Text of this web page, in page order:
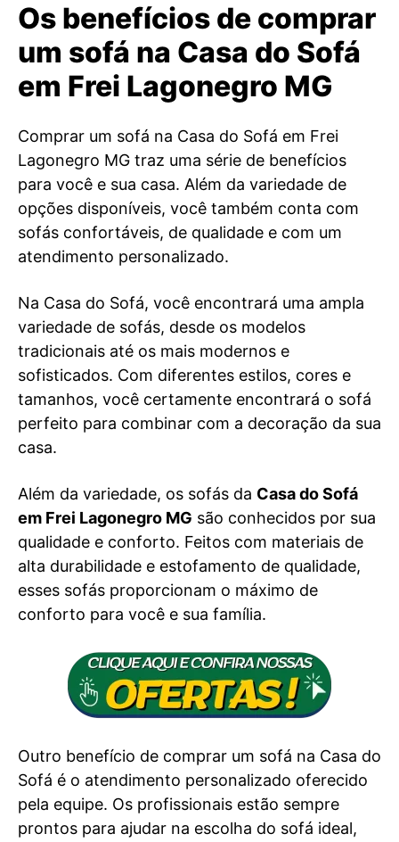
Os benefícios de comprar
um sofá na Casa do Sofá
em Frei Lagonegro MG
Comprar um sofá na Casa do Sofá em Frei
Lagonegro MG traz uma série de benefícios
para você e sua casa. Além da variedade de
opções disponíveis, você também conta com
sofás confortáveis, de qualidade e com um
atendimento personalizado.
Na Casa do Sofá, você encontrará uma ampla
variedade de sofás, desde os modelos
tradicionais até os mais modernos e
sofisticados. Com diferentes estilos, cores e
tamanhos, você certamente encontrará o sofá
perfeito para combinar com a decoração da sua
casa.
Além da variedade, os sofás da Casa do Sofá
em Frei Lagonegro MG são conhecidos por sua
qualidade e conforto. Feitos com materiais de
alta durabilidade e estofamento de qualidade,
esses sofás proporcionam o máximo de
conforto para você e sua família.
Outro benefício de comprar um sofá na Casa do
Sofá é o atendimento personalizado oferecido
pela equipe. Os profissionais estão sempre
prontos para ajudar na escolha do sofá ideal,